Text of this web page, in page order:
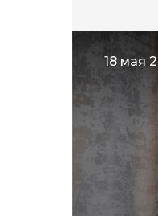
18 мая